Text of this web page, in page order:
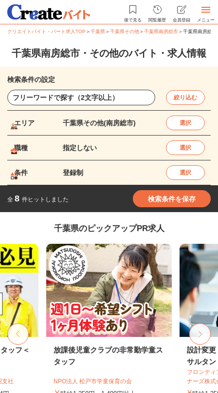
後で見る 閲覧履歴 会員登録 メニュー
クリエイトバイト・パート求人TOP ＞千葉県＞千葉県その他＞千葉県南房総市＞千葉県南房総
千葉県南房総市・その他のバイト・求人情報
検索条件の設定
絞り込む
エリア 千葉県その他(南房総市) 選択
職種 指定しない 選択
条件 登録制 選択
全 8 件ヒットしました 検索条件を保存
千葉県のピックアップPR求人
ッフ＜
社
放課後児童クラブの非常勤学童ス
タッフ
NPO法人 松戸市学童保育の会
設計変更
サルタン
フロンテ
ナーズ株式